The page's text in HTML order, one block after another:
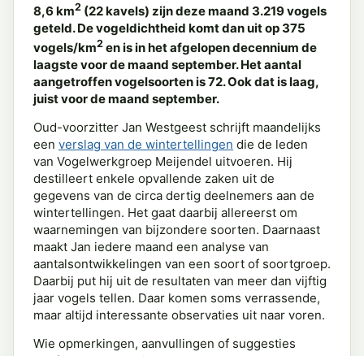
8,6 km2 (22 kavels) zijn deze maand 3.219 vogels
geteld. De vogeldichtheid komt dan uit op 375
vogels/km2 en is in het afgelopen decennium de
laagste voor de maand september. Het aantal
aangetroffen vogelsoorten is 72. Ook dat is laag,
juist voor de maand september.
Oud-voorzitter Jan Westgeest schrijft maandelijks
een verslag van de wintertellingen die de leden
van Vogelwerkgroep Meijendel uitvoeren. Hij
destilleert enkele opvallende zaken uit de
gegevens van de circa dertig deelnemers aan de
wintertellingen. Het gaat daarbij allereerst om
waarnemingen van bijzondere soorten. Daarnaast
maakt Jan iedere maand een analyse van
aantalsontwikkelingen van een soort of soortgroep.
Daarbij put hij uit de resultaten van meer dan vijftig
jaar vogels tellen. Daar komen soms verrassende,
maar altijd interessante observaties uit naar voren.
Wie opmerkingen, aanvullingen of suggesties